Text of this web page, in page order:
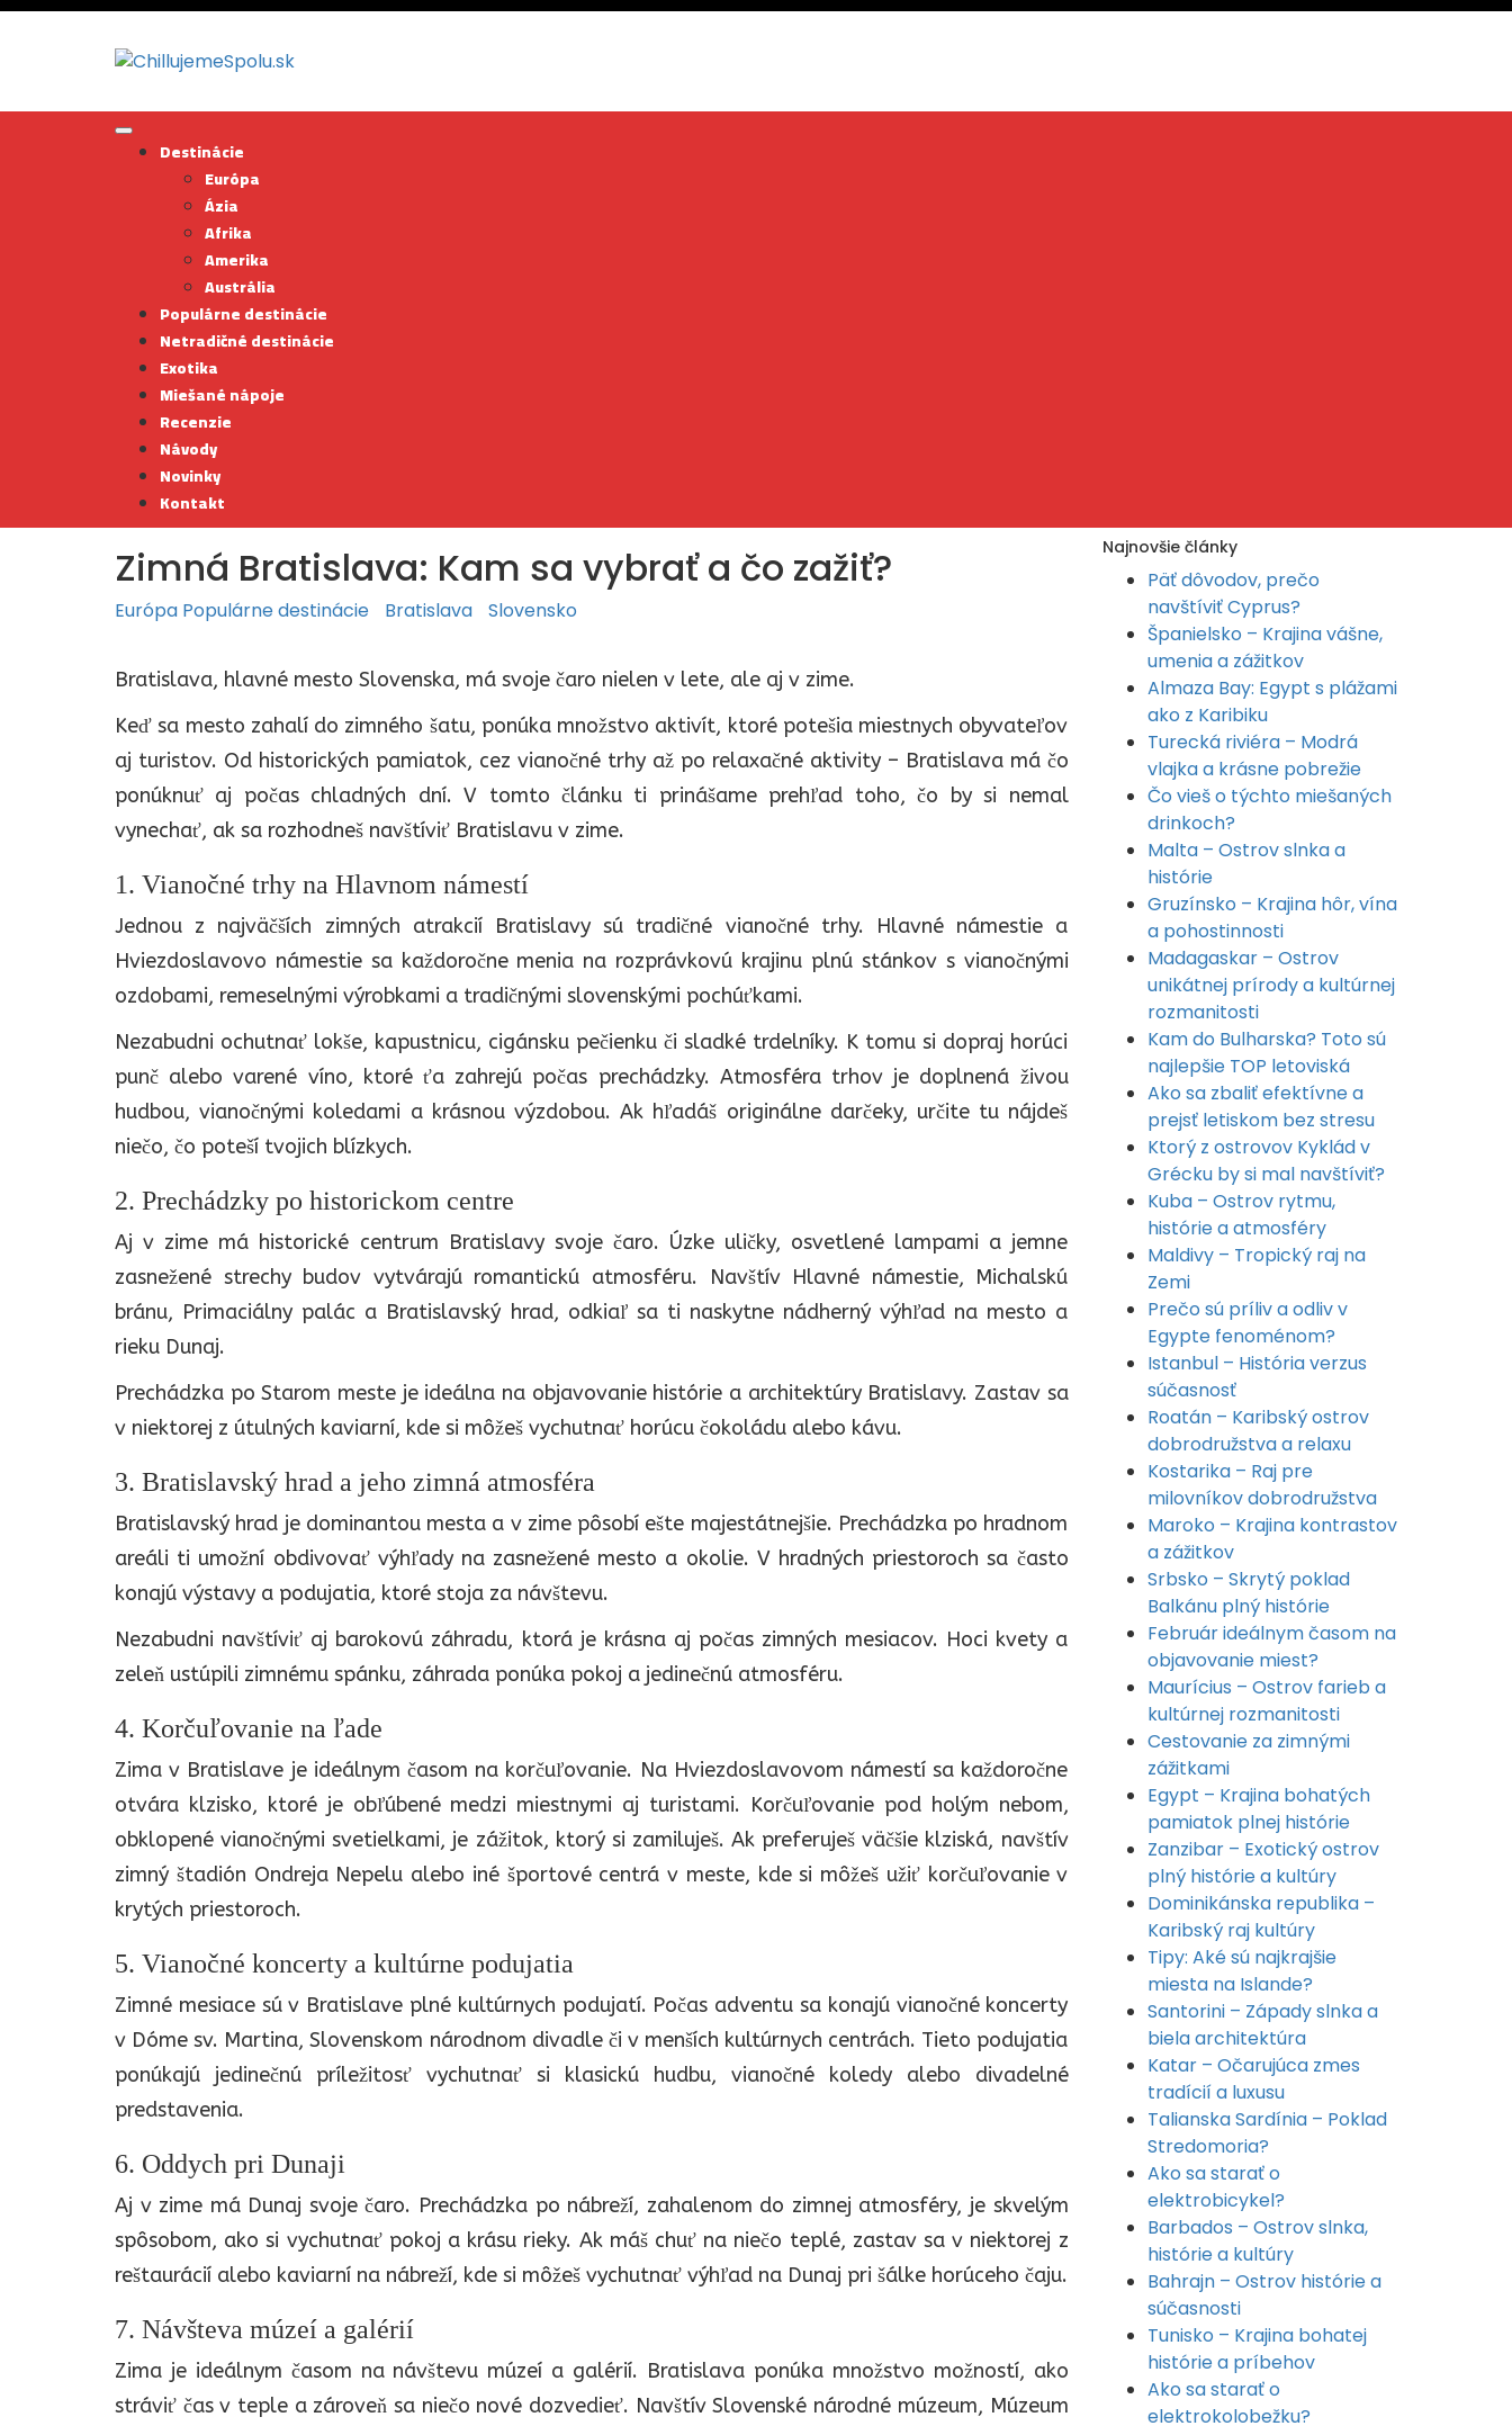
Skip
Destinácie
Európa
Ázia
Afrika
Amerika
Austrália
Populárne destinácie
Netradičné destinácie
Exotika
Miešané nápoje
Recenzie
Návody
Novinky
Kontakt
Zimná Bratislava: Kam sa vybrať a čo zažiť?
Európa Populárne destinácie Bratislava Slovensko
Bratislava, hlavné mesto Slovenska, má svoje čaro nielen v lete, ale aj v zime.
Keď sa mesto zahalí do zimného šatu, ponúka množstvo aktivít, ktoré potešia miestnych obyvateľov
aj turistov. Od historických pamiatok, cez vianočné trhy až po relaxačné aktivity – Bratislava má čo
ponúknuť aj počas chladných dní. V tomto článku ti prinášame prehľad toho, čo by si nemal
vynechať, ak sa rozhodneš navštíviť Bratislavu v zime.
1. Vianočné trhy na Hlavnom námestí
Jednou z najväčších zimných atrakcií Bratislavy sú tradičné vianočné trhy. Hlavné námestie a
Hviezdoslavovo námestie sa každoročne menia na rozprávkovú krajinu plnú stánkov s vianočnými
ozdobami, remeselnými výrobkami a tradičnými slovenskými pochúťkami.
Nezabudni ochutnať lokše, kapustnicu, cigánsku pečienku či sladké trdelníky. K tomu si dopraj horúci
punč alebo varené víno, ktoré ťa zahrejú počas prechádzky. Atmosféra trhov je doplnená živou
hudbou, vianočnými koledami a krásnou výzdobou. Ak hľadáš originálne darčeky, určite tu nájdeš
niečo, čo poteší tvojich blízkych.
2. Prechádzky po historickom centre
Aj v zime má historické centrum Bratislavy svoje čaro. Úzke uličky, osvetlené lampami a jemne
zasnežené strechy budov vytvárajú romantickú atmosféru. Navštív Hlavné námestie, Michalskú
bránu, Primaciálny palác a Bratislavský hrad, odkiaľ sa ti naskytne nádherný výhľad na mesto a
rieku Dunaj.
Prechádzka po Starom meste je ideálna na objavovanie histórie a architektúry Bratislavy. Zastav sa
v niektorej z útulných kaviarní, kde si môžeš vychutnať horúcu čokoládu alebo kávu.
3. Bratislavský hrad a jeho zimná atmosféra
Bratislavský hrad je dominantou mesta a v zime pôsobí ešte majestátnejšie. Prechádzka po hradnom
areáli ti umožní obdivovať výhľady na zasnežené mesto a okolie. V hradných priestoroch sa často
konajú výstavy a podujatia, ktoré stoja za návštevu.
Nezabudni navštíviť aj barokovú záhradu, ktorá je krásna aj počas zimných mesiacov. Hoci kvety a
zeleň ustúpili zimnému spánku, záhrada ponúka pokoj a jedinečnú atmosféru.
4. Korčuľovanie na ľade
Zima v Bratislave je ideálnym časom na korčuľovanie. Na Hviezdoslavovom námestí sa každoročne
otvára klzisko, ktoré je obľúbené medzi miestnymi aj turistami. Korčuľovanie pod holým nebom,
obklopené vianočnými svetielkami, je zážitok, ktorý si zamiluješ. Ak preferuješ väčšie klziská, navštív
zimný štadión Ondreja Nepelu alebo iné športové centrá v meste, kde si môžeš užiť korčuľovanie v
krytých priestoroch.
5. Vianočné koncerty a kultúrne podujatia
Zimné mesiace sú v Bratislave plné kultúrnych podujatí. Počas adventu sa konajú vianočné koncerty
v Dóme sv. Martina, Slovenskom národnom divadle či v menších kultúrnych centrách. Tieto podujatia
ponúkajú jedinečnú príležitosť vychutnať si klasickú hudbu, vianočné koledy alebo divadelné
predstavenia.
6. Oddych pri Dunaji
Aj v zime má Dunaj svoje čaro. Prechádzka po nábreží, zahalenom do zimnej atmosféry, je skvelým
spôsobom, ako si vychutnať pokoj a krásu rieky. Ak máš chuť na niečo teplé, zastav sa v niektorej z
reštaurácií alebo kaviarní na nábreží, kde si môžeš vychutnať výhľad na Dunaj pri šálke horúceho čaju.
7. Návšteva múzeí a galérií
Zima je ideálnym časom na návštevu múzeí a galérií. Bratislava ponúka množstvo možností, ako
stráviť čas v teple a zároveň sa niečo nové dozvedieť. Navštív Slovenské národné múzeum, Múzeum
Najnovšie články
Päť dôvodov, prečo
navštíviť Cyprus?
Španielsko – Krajina vášne,
umenia a zážitkov
Almaza Bay: Egypt s plážami
ako z Karibiku
Turecká riviéra – Modrá
vlajka a krásne pobrežie
Čo vieš o týchto miešaných
drinkoch?
Malta – Ostrov slnka a
histórie
Gruzínsko – Krajina hôr, vína
a pohostinnosti
Madagaskar – Ostrov
unikátnej prírody a kultúrnej
rozmanitosti
Kam do Bulharska? Toto sú
najlepšie TOP letoviská
Ako sa zbaliť efektívne a
prejsť letiskom bez stresu
Ktorý z ostrovov Kyklád v
Grécku by si mal navštíviť?
Kuba – Ostrov rytmu,
histórie a atmosféry
Maldivy – Tropický raj na
Zemi
Prečo sú príliv a odliv v
Egypte fenoménom?
Istanbul – História verzus
súčasnosť
Roatán – Karibský ostrov
dobrodružstva a relaxu
Kostarika – Raj pre
milovníkov dobrodružstva
Maroko – Krajina kontrastov
a zážitkov
Srbsko – Skrytý poklad
Balkánu plný histórie
Február ideálnym časom na
objavovanie miest?
Maurícius – Ostrov farieb a
kultúrnej rozmanitosti
Cestovanie za zimnými
zážitkami
Egypt – Krajina bohatých
pamiatok plnej histórie
Zanzibar – Exotický ostrov
plný histórie a kultúry
Dominikánska republika –
Karibský raj kultúry
Tipy: Aké sú najkrajšie
miesta na Islande?
Santorini – Západy slnka a
biela architektúra
Katar – Očarujúca zmes
tradícií a luxusu
Talianska Sardínia – Poklad
Stredomoria?
Ako sa starať o
elektrobicykel?
Barbados – Ostrov slnka,
histórie a kultúry
Bahrajn – Ostrov histórie a
súčasnosti
Tunisko – Krajina bohatej
histórie a príbehov
Ako sa starať o
elektrokolobežku?